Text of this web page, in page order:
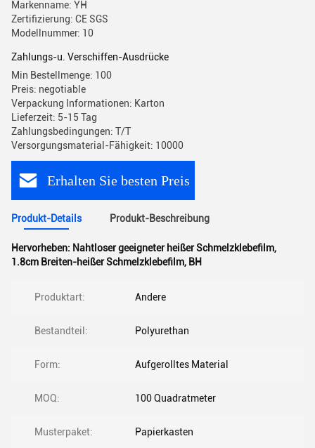
Markenname: YH
Zertifizierung: CE SGS
Modellnummer: 10
Zahlungs-u. Verschiffen-Ausdrücke
Min Bestellmenge: 100
Preis: negotiable
Verpackung Informationen: Karton
Lieferzeit: 5-15 Tag
Zahlungsbedingungen: T/T
Versorgungsmaterial-Fähigkeit: 10000
Erhalten Sie besten Preis
Produkt-Details Produkt-Beschreibung
Hervorheben: Nahtloser geeigneter heißer Schmelzklebefilm,
1.8cm Breiten-heißer Schmelzklebefilm, BH
Produktart: Andere
Bestandteil: Polyurethan
Form: Aufgerolltes Material
MOQ: 100 Quadratmeter
Musterpaket: Papierkasten